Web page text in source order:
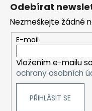
Odebírat
Nezmeškejte žádné
E-mail
Vložením e-mailu
ochrany osobních
PŘIHLÁSIT SE